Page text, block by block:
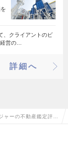
、クライアントのビ
営の…
詳細へ
ャーの不動産鑑定評価